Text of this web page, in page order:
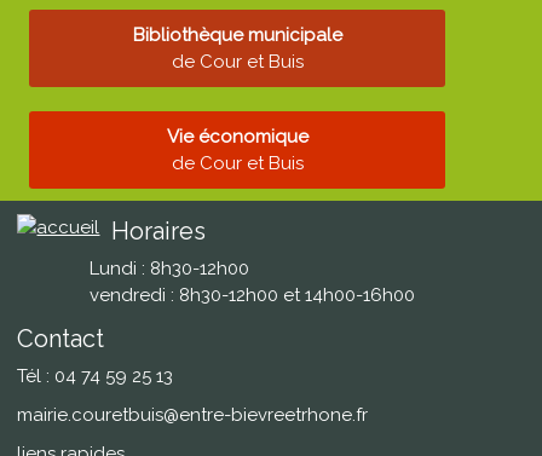
Bibliothèque municipale
de Cour et Buis
Vie économique
de Cour et Buis
Horaires
Lundi : 8h30-12h00
vendredi : 8h30-12h00 et 14h00-16h00
Contact
Tél : 04 74 59 25 13
mairie.couretbuis@entre-bievreetrhone.fr